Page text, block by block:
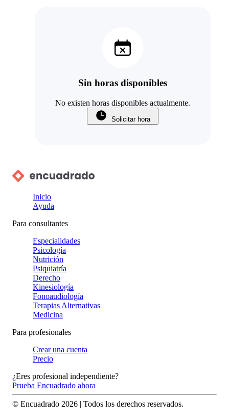
Sin horas disponibles
No existen horas disponibles actualmente.
Solicitar hora
Inicio
Ayuda
Para consultantes
Especialidades
Psicología
Nutrición
Psiquiatría
Derecho
Kinesiología
Fonoaudiología
Terapias Alternativas
Medicina
Para profesionales
Crear una cuenta
Precio
¿Eres profesional independiente?
Prueba Encuadrado ahora
© Encuadrado 2026 | Todos los derechos reservados.